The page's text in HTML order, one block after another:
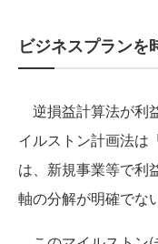
ビジネスプランを
逆損益計算法が利
イルストン計画法は
は、新規事業等で利
軸の分解が明確でな